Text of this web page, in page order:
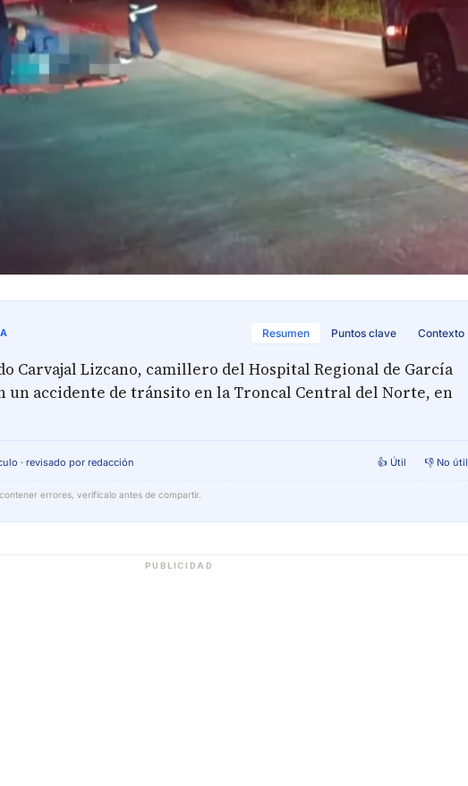
Resumen Puntos clave Contexto
Carvajal Lizcano, camillero del Hospital Regional de García
un accidente de tránsito en la Troncal Central del Norte, en
· revisado por redacción 👍 Útil 👎 No útil
errores, verifícalo antes de compartir.
PUBLICIDAD